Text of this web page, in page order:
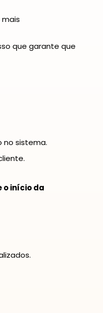
que garante que
no sistema.
o início da